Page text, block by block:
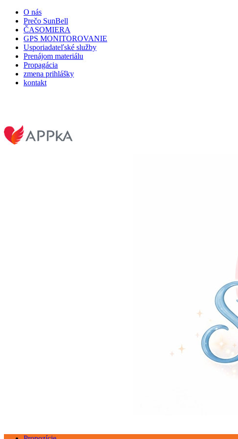
O nás
Prečo SunBell
ČASOMIERA
GPS MONITOROVANIE
Usporiadateľské služby
Prenájom materiálu
Propagácia
zmena prihlášky
kontakt